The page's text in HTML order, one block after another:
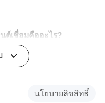
ต์เชื่อมคืออะไร?
ความแม่นยำและ
พลาดและของเสียได้
ห้ตรงกับความต้องการใน
นโยบายลิขสิทธิ์